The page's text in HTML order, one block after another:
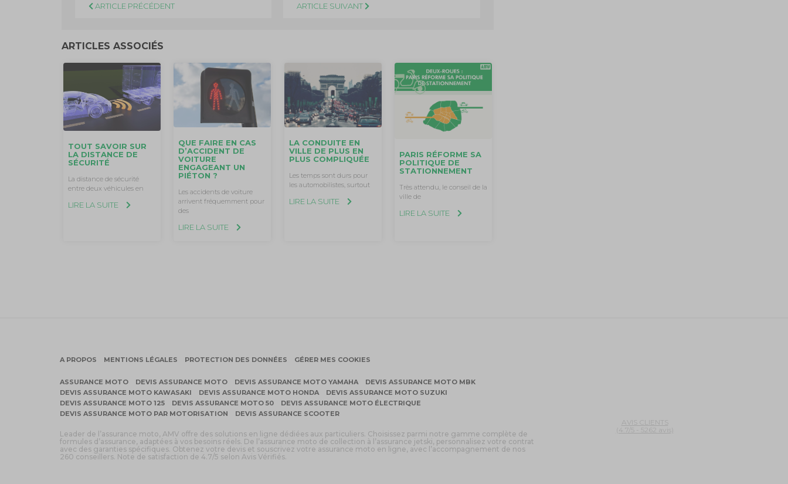
ARTICLE PRÉCÉDENT ARTICLE SUIVANT
ARTICLES ASSOCIÉS
TOUT SAVOIR SUR
LA DISTANCE DE
SÉCURITÉ
La distance de sécurité
entre deux véhicules en
LIRE LA SUITE
QUE FAIRE EN CAS
D’ACCIDENT DE
VOITURE
ENGAGEANT UN
PIÉTON ?
Les accidents de voiture
arrivent fréquemment pour
des
LIRE LA SUITE
LA CONDUITE EN
VILLE DE PLUS EN
PLUS COMPLIQUÉE
Les temps sont durs pour
les automobilistes, surtout
LIRE LA SUITE
PARIS RÉFORME SA
POLITIQUE DE
STATIONNEMENT
Très attendu, le conseil de la
ville de
LIRE LA SUITE
A PROPOS MENTIONS LÉGALES PROTECTION DES DONNÉES GÉRER MES COOKIES
ASSURANCE MOTO DEVIS ASSURANCE MOTO DEVIS ASSURANCE MOTO YAMAHA
DEVIS ASSURANCE MOTO MBK
DEVIS ASSURANCE MOTO KAWASAKI
DEVIS ASSURANCE MOTO HONDA
DEVIS ASSURANCE MOTO SUZUKI
DEVIS ASSURANCE MOTO 125
DEVIS ASSURANCE MOTO 50
DEVIS ASSURANCE MOTO ÉLECTRIQUE
DEVIS ASSURANCE MOTO PAR MOTORISATION
DEVIS ASSURANCE SCOOTER
Leader de l’assurance moto, AMV offre des solutions en ligne dédiées aux particuliers. Choisissez parmi notre gamme complète de
formules d’assurance, adaptées à vos besoins réels. De l’assurance moto de collection à l’assurance jetski, personnalisez votre contrat
avec des garanties spécifiques. Obtenez votre devis et souscrivez votre assurance moto en ligne, avec l’accompagnement de nos
260 conseillers. Note de satisfaction de 4.7/5 selon Avis Vérifiés.
AVIS CLIENTS
(4.7/5 - 5262 avis)